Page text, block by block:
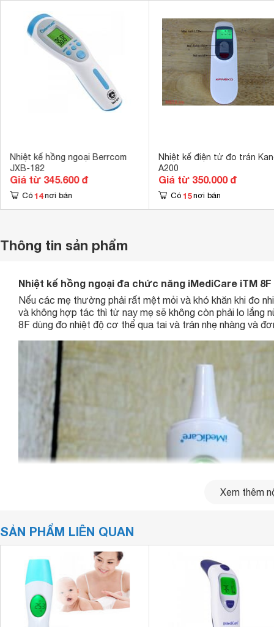
Nhiệt kế hồng ngoại Berrcom
JXB-182
Giá từ 345.600 đ
Có 14 nơi bán
Nhiệt kế điện tử đo trán
A200
Giá từ 350.000 đ
Có 15 nơi bán
Thông tin sản phẩm
Nhiệt kế hồng ngoại đa chức năng iMediCare iTM
Nếu các mẹ thường phải rất mệt mỏi và khó khăn khi đo
và không hợp tác thì từ nay mẹ sẽ không còn phải lo lắng
8F dùng đo nhiệt độ cơ thể qua tai và trán nhẹ nhàng và
Xem thêm
SẢN PHẨM LIÊN QUAN